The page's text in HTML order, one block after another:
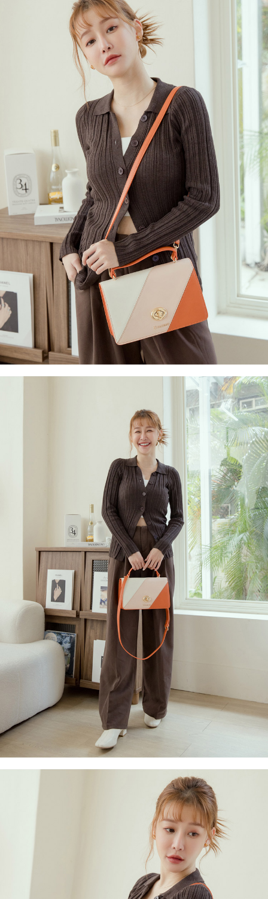
4.訂單成立30分鐘內，如未前往確認交易或遇審核未通過，訂單將自動取
消。如遇「轉專審核」未通過狀況，表示未達大哥付你分期系統評分，恕無
法說明評估內容。
【繳款方式說明】
1.分期款項不併入電信帳單，「大哥付你分期」於每月結算日後寄送繳費提
2.透過簡訊連結打開帳單後，可選擇「超商條碼／台灣大直營門市／銀行轉
帳／街口支付／iPASS MONEY」等通路繳費。
1.本服務係由「台灣大哥大股份有限公司」（以下簡稱本公司）所提供，讓
用戶於交易時，得透過本服務購買商品或服務，並由商店將買賣／分期付款
買賣價金債權讓與本公司後，依約使用本公司帳單繳交帳款。
2.基於同意付款使用「大哥付你分期」之契約關係目的，商店將以您的個人
資料（包含姓名、電話或地址）提供予台灣大哥大進項蒐集、處理及利用，
由本公司與您本人進行分期帳單所需資料之確認、核對及更正。
3.完整用戶服務條款，請詳閱以下連結：
https://oppay.tw/userRule
１．簡單：不需註冊會員、不需綁卡、不需儲值。
２．便利：只要手機號碼，簡訊認證，即可結帳。
３．安心：先確認商品／服務後，再付款。
【「AFTEE先享後付」結帳流程】
１．於結帳方式選擇「AFTEE先享後付」後，將跳轉至「AFTEE先享後付」
結帳頁面，進行簡訊認證並確認金額後，即可完成結帳。
２．訂單成立數日內，您將收到繳費通知簡訊。
３．收到繳費通知簡訊後14天內，點擊此簡訊中的連結，可透過四大超商／
ATM／網路銀行／等多元方式進行付款，方視為交易完成。
※ 請注意：結帳手續完成當下不需立刻繳費，但若您需要取消訂單，請聯絡
購買商品的店家。未經商家同意取消之訂單仍視為有效，需透過AFTEE先享
後付繳納相關費用。
※ 交易是否成功請以「AFTEE先享後付 」之結帳頁面顯示為準，若有關於
是否繳費成功／繳費後需取消欲退款等相關疑問，請聯繫「AFTEE先享後付
客戶支援中心」 https://netprotections.freshdesk.com/support/home
【注意事項】
１．透過由恩沛科技股份有限公司提供之「AFTEE先享後付」服務完成之交
易，需依本服務之必要範圍內提供個人資料，並將交易相關給付款項請求債
權轉讓予恩沛科技股份有限公司。
２．關於個人資料處理事宜，請瀏覽以下網址：
https://aftee.tw/terms/#terms3
３．未成年的使用者請事先徵得法定代理人或監護人之同意方可使用
「AFTEE先享後付」，若未經同意申辦者引起之損失，本公司不負相關責
４．使用「AFTEE先享後付」時，將依據個別帳號之用戶狀況，依本公司即
時審查核予不同之上限額度；若仍有額度不足之情形，本公司將視審查結果
請求用戶進行身份認證。
５．嚴禁一人註冊多個帳號或使用他人資訊註冊。若發現惡意使用之情形，
恩沛科技股份有限公司將有權停止該用戶之使用額度並採取法律行動。
每筆NT$60，滿NT$1,500(含以上)免運費
每筆NT$60，滿NT$1,500(含以上)免運費
每筆NT$120
付款後萊爾富取貨
每筆NT$122
7-11取貨付款
每筆NT$60，滿NT$2,000(含以上)免運費
付款後7-11取貨
每筆NT$60，滿NT$2,000(含以上)免運費
每筆NT$60，滿NT$2,000(含以上)免運費
宅配_離島
每筆NT$100